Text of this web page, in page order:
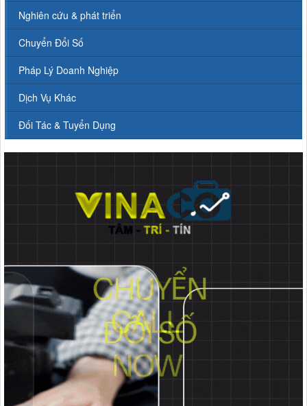
Nghiên cứu & phát triển
Chuyển Đổi Số
Pháp Lý Doanh Nghiệp
Dịch Vụ Khác
Đối Tác & Tuyển Dụng